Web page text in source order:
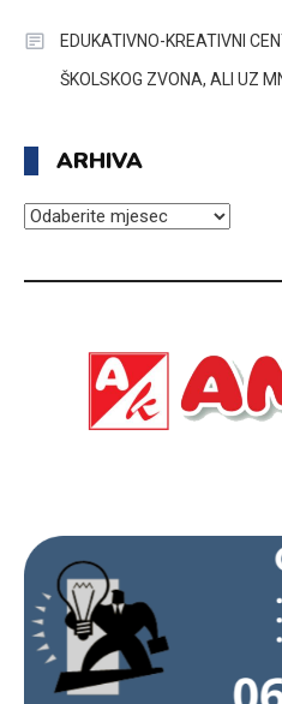
EDUKATIVNO-KREATIVNI
ŠKOLSKOG ZVONA, ALI UZ
ARHIVA
ARHIVA